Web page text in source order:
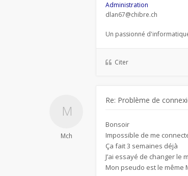
Administration
dlan67@chibre.ch
Un passionné
Citer
Mch
Re: Problème de
Bonsoir
Impossible de me
Ça fait 3 semaines déjà
J’ai essayé de changer le
Mon pseudo est le même